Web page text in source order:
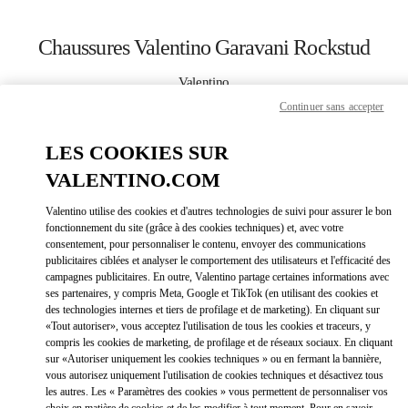
Chaussures Valentino Garavani Rockstud
Valentino
APPELLE MAINTENANT
Link Opens in New Tab
LES COOKIES SUR
VALENTINO.COM
Valentino utilise des cookies et d'autres technologies de suivi pour assurer le bon
fonctionnement du site (grâce à des cookies techniques) et, avec votre
consentement, pour personnaliser le contenu, envoyer des communications
publicitaires ciblées et analyser le comportement des utilisateurs et l'efficacité des
campagnes publicitaires. En outre, Valentino partage certaines informations avec
ses partenaires, y compris Meta, Google et TikTok (en utilisant des cookies et
des technologies internes et tiers de profilage et de marketing). En cliquant sur
«Tout autoriser», vous acceptez l'utilisation de tous les cookies et traceurs, y
compris les cookies de marketing, de profilage et de réseaux sociaux. En cliquant
sur «Autoriser uniquement les cookies techniques » ou en fermant la bannière,
vous autorisez uniquement l'utilisation de cookies techniques et désactivez tous
les autres. Les « Paramètres des cookies » vous permettent de personnaliser vos
Continuer sans accepter